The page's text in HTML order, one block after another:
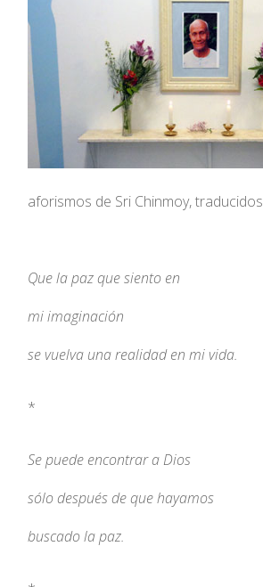
aforismos de Sri Chinmoy, traducidos
Que la paz que siento en
mi imaginación
se vuelva una realidad en mi vida.
*
Se puede encontrar a Dios
sólo después de que hayamos
buscado la paz.